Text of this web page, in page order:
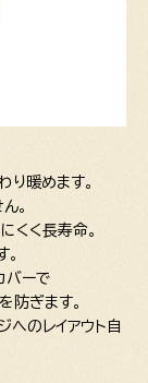
り暖めます。
。
くく長寿命。
バーで
防ぎます。
へのレイアウト自